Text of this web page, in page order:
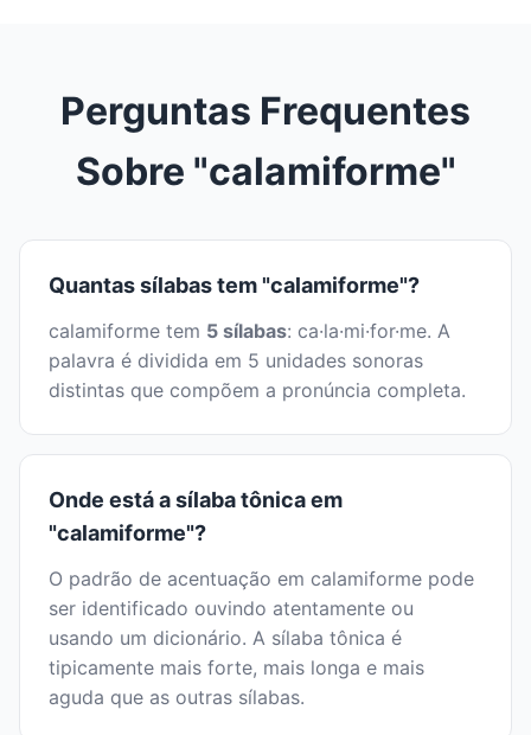
Perguntas Frequentes
Sobre "calamiforme"
Quantas sílabas tem "calamiforme"?
calamiforme tem 5 sílabas: ca·la·mi·for·me. A
palavra é dividida em 5 unidades sonoras
distintas que compõem a pronúncia completa.
Onde está a sílaba tônica em
"calamiforme"?
O padrão de acentuação em calamiforme pode
ser identificado ouvindo atentamente ou
usando um dicionário. A sílaba tônica é
tipicamente mais forte, mais longa e mais
aguda que as outras sílabas.